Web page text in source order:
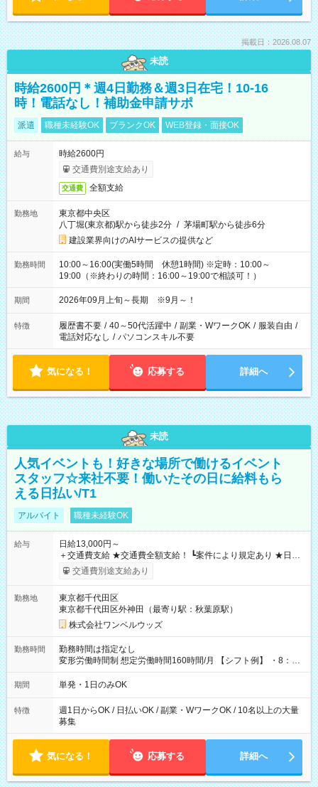
掲載日：2026.08.07
未読
時給2600円＊週4日勤務＆週3日在宅！10-16
時！電話なし！補助金申請サポ
派遣 職種未経験OK ブランクOK WEB登録・面接OK
給与
時給2600円
交通費別途支給あり
交通費 全額支給
勤務地
東京都中央区
八丁堀(東京都)駅から徒歩2分 / 茅場町駅から徒歩6分
建設業界向けのAIサービスの提供など
勤務時間
10:00～16:00(実働5時間 休憩1時間) ※定時：10:00～
19:00（※終わりの時間：16:00～19:00で相談可！）
期間 2026年09月上旬～長期 ※9月～！
特徴 履歴書不要 / 40～50代活躍中 / 副業・WワークOK / 服装自由 /
電話対応なし / パソコンスキル不要
気になる！ 応募する 詳細へ
未読
人気イベントも！好きな場所で働けるイベント
スタッフ☆来社不要！働いたその日に給料もら
える日払い/T1
アルバイト 職種未経験OK
給与
日給13,000円～
＋交通費支給 ★交通費全額支給！ ┗案件により規定あり ★日払
いOK！（規定あり） ┗働いたその日に現金GET♪ お仕事後はコ
ンビニATMから 日払い分を引き落とせます！ 【試用期間】試
交通費別途支給あり
勤務地
東京都千代田区
東京都千代田区外神田（最寄り駅：秋葉原駅）
株式会社ワンベルウッズ
勤務時間
勤務時間は指定なし
変形労働時間制 想定労働時間160時間/月 【シフト例】 ・8：00
～21：00
期間 単発・1日のみOK
特徴
週1日からOK / 日払いOK / 副業・WワークOK / 10名以上の大量
募集
気になる！ 応募する 詳細へ